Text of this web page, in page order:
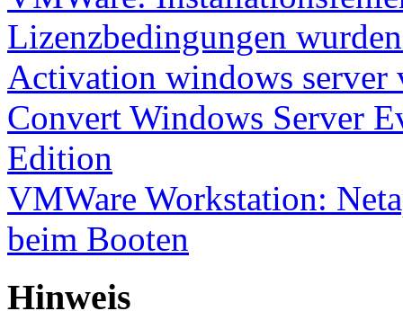
Lizenzbedingungen
Activation windows server
Convert Windows Server
Edition
VMWare Workstation:
beim Booten
Hinweis